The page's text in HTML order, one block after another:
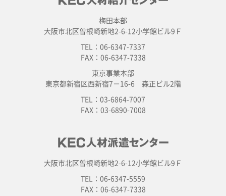
梅田本部
大阪市北区曽根崎新地2-6-12小学館ビル9Ｆ
TEL：06-6347-7337
FAX：06-6347-7338
東京事業本部
東京都新宿区西新宿7－16-6 森正ビル2階
TEL：03-6864-7007
FAX：03-6890-7008
大阪市北区曽根崎新地2-6-12小学館ビル9Ｆ
TEL：06-6347-5559
FAX：06-6347-7338